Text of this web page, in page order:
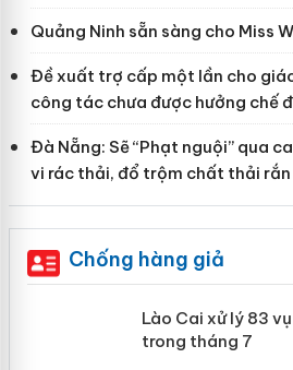
Quảng Ninh sẵn sàng cho Miss
Đề xuất trợ cấp một lần cho
công tác chưa được hưởng chế
Đà Nẵng: Sẽ “Phạt nguội” qua
vi rác thải, đổ trộm chất thải rắn
Chống hàng giả
Lào Cai xử lý 83
mại trong tháng 7